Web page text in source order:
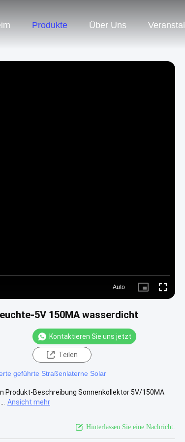
Produkte Über Uns
Auto
Picture- Fullscreen
5V 150MA wasserdicht
Kontaktieren Sie uns jetzt
Teilen
geführte Straßenlaterne Solar
Beschreibung Sonnenkollektor 5V/150MA
Ansicht mehr
Hinterlassen Sie eine Nachricht.